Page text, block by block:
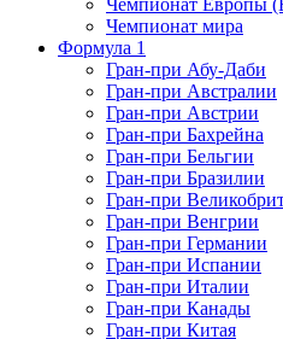
Чемпионат мира
Формула 1
Гран-при Абу-Даби
Гран-при Австралии
Гран-при Австрии
Гран-при Бахрейна
Гран-при Бельгии
Гран-при Бразилии
Гран-при
Гран-при Венгрии
Гран-при Германии
Гран-при Испании
Гран-при Италии
Гран-при Канады
Гран-при Китая